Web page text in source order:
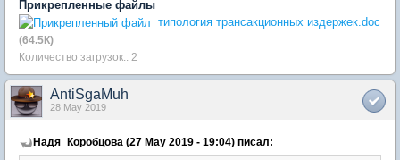
Прикрепленные файлы
типология трансакционных издержек.doc
(64.5К)
Количество загрузок:: 2
AntiSgaMuh
28 May 2019
Надя_Коробцова (27 May 2019 - 19:04) писал: